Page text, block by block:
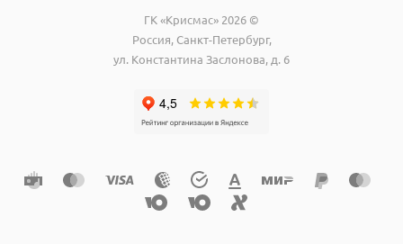
ГК «Крисмас» 2026 ©
Россия, Санкт-Петербург,
ул. Константина Заслонова, д. 6